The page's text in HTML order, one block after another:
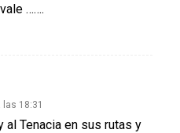
…….
18:31
al Tenacia en sus rutas y